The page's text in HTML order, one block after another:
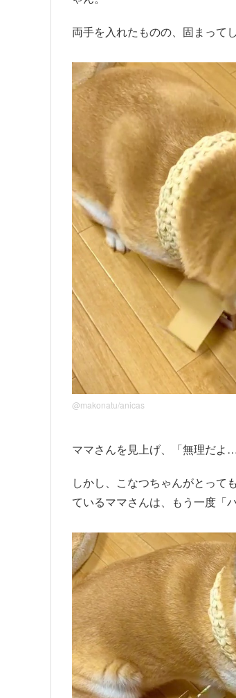
両手を入れたものの、固まって
@makonatu/anicas
ママさんを見上げ、「無理だよ
しかし、こなつちゃんがとって
ているママさんは、もう一度「